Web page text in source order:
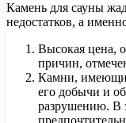
Камень для сауны
недостатков, а
Высокая цена,
причин,
Камни,
его добычи и
разрушению. В